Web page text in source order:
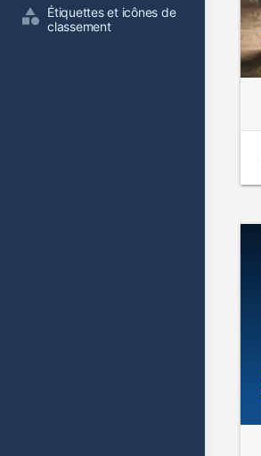
Étiquettes et icônes de
classement